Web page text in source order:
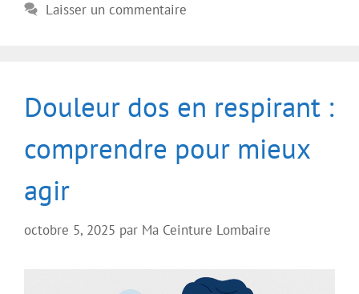
Laisser un commentaire
Douleur dos en respirant :
comprendre pour mieux
agir
octobre 5, 2025 par Ma Ceinture Lombaire